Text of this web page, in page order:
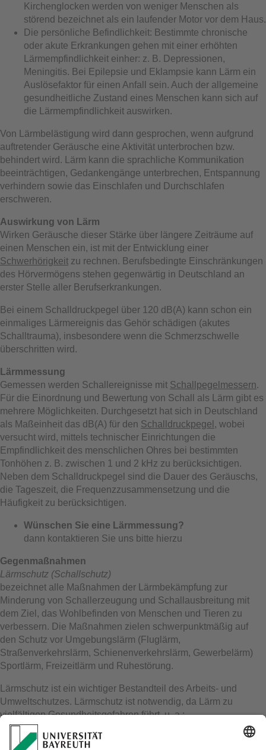
Kirchenglocken werden von weniger Menschen als
störend bezeichnet als ein laufender Motor vor dem Haus.
Die persönliche Befindlichkeit: Bestimmte chronische
oder akute Erkrankungen gehen mit einer erhöhten
Lärmempfindlichkeit einher: z. B. Depressionen,
Meningitis. Bei Epilepsie und Eklampsie kann Lärm ein
Auslösefaktor für einen Anfall sein. Auch der allgemeine
gesundheitliche Zustand eines Menschen kann sich auf
die Lärmempfindlichkeit auswirken.
Von Lärmbelästigung wird dann gesprochen, wenn aufgrund
auftretender Geräusche eine Aktivität unterbrochen bzw.
behindert wird. Lärm kann die sprachliche Kommunikation
beeinträchtigen, Gedankengänge unterbrechen, Entspannung
verhindern sowie das Einschlafen und Durchschlafen
erschweren.
Auswirkung von Lärm
Wirken Geräusche dieser Stärke über längere Zeiträume auf
einen Menschen ein, ist mit der Entwicklung einer
Schwerhörigkeit zu rechnen. Berufsbedingte Einschränkungen
des Hörvermögens stehen gegenwärtig in Deutschland an
erster Stelle aller Berufserkrankungen.
Bei einem Schalldruckpegel über 120 dB(A) kann schon ein
einmaliges Lärmereignis das Gehör schädigen (akutes
Schalltrauma), insbesondere wenn die Schmerzschwelle
überschritten wird.
Lärmmessung
Gemessen werden Schallereignisse mit Schallpegelmessern.
Für die Einordnung und Bewertung von Schall als Lärm gibt es
mehrere Möglichkeiten. Durchgesetzt hat sich in Deutschland
als Maßeinheit das dB(A) für den Schalldruckpegel , wobei
versucht wird, mittels technischer Einrichtungen die
Empfindlichkeit des menschlichen Ohres bei bestimmten
Tonhöhen z. B. zwischen 1 und 2 kHz zu berücksichtigen.
Neben dem Schalldruckpegel sind die Dauer des Geräuschs,
die Tageszeit, die Frequenzzusammensetzung und die
Häufigkeit zu berücksichtigen.
Wünschen Sie eine Lärmmessung?
dann kontaktieren Sie uns bitte hierzu
Gegenmaßnahmen
Lärmschutz (Schallschutz)
bezeichnet alle Maßnahmen der Lärmbekämpfung zur
Minderung von Schallerzeugung und Schallausbreitung mit
dem Ziel, das Wohlbefinden von Menschen und Tieren zu
verbessern. Die Maßnahmen zielen schwerpunktmäßig auf
den Schutz vor Umgebungslärm (Fluglärm,
Straßenverkehrslärm, Schienenverkehrslärm, Gewerbelärm)
Sportlärm, Freizeitlärm und Ruhestörung.
Lärmschutz ist ein wichtiger Bestandteil des Arbeits- und
Umweltschutzes. Lärmschutz ist notwendig, da Lärm zu
vielfältigen Gesundheitsgefahren führt, u. a.:
Schädigung desOhrs